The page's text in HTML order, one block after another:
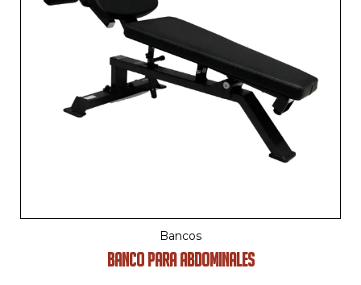
Bancos
BANCO PARA ABDOMINALES